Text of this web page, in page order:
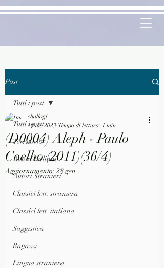
Post
Tutti i post
Territorio
Autori Italiani
Autori Stranieri
Classici lett. straniera
Classici lett. italiana
Saggistica
Ragazzi
Lingua straniera
Tutti i post
(D0004) Aleph - Paulo
Coelho (2011)(36/4)
challagi
10 dic 2023 Tempo di lettura: 1 min
Aggiornamento:28 gen